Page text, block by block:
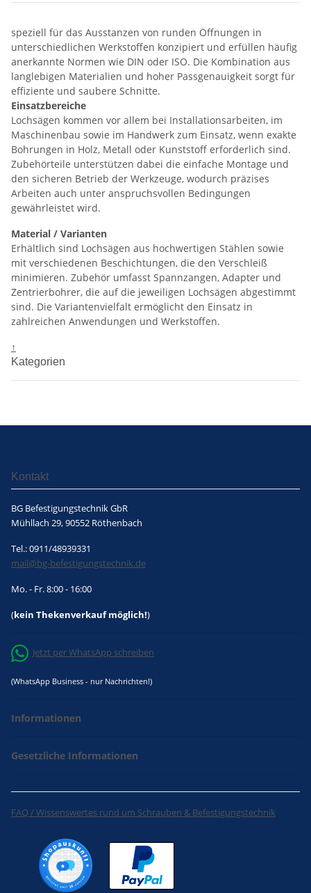
speziell für das Ausstanzen von runden Öffnungen in
unterschiedlichen Werkstoffen konzipiert und erfüllen häufig
anerkannte Normen wie DIN oder ISO. Die Kombination aus
langlebigen Materialien und hoher Passgenauigkeit sorgt für
effiziente und saubere Schnitte.
Einsatzbereiche
Lochsägen kommen vor allem bei Installationsarbeiten, im
Maschinenbau sowie im Handwerk zum Einsatz, wenn exakte
Bohrungen in Holz, Metall oder Kunststoff erforderlich sind.
Zubehörteile unterstützen dabei die einfache Montage und
den sicheren Betrieb der Werkzeuge, wodurch präzises
Arbeiten auch unter anspruchsvollen Bedingungen
gewährleistet wird.
Material / Varianten
Erhältlich sind Lochsägen aus hochwertigen Stählen sowie
mit verschiedenen Beschichtungen, die den Verschleiß
minimieren. Zubehör umfasst Spannzangen, Adapter und
Zentrierbohrer, die auf die jeweiligen Lochsägen abgestimmt
sind. Die Variantenvielfalt ermöglicht den Einsatz in
zahlreichen Anwendungen und Werkstoffen.
↑
Kategorien
Kontakt
BG Befestigungstechnik GbR
Mühllach 29, 90552 Röthenbach
Tel.: 0911/48939331
mail@bg-befestigungstechnik.de
Mo. - Fr. 8:00 - 16:00
(kein Thekenverkauf möglich!)
Jetzt per WhatsApp schreiben
(WhatsApp Business - nur Nachrichten!)
Informationen
Gesetzliche Informationen
FAQ / Wissenswertes rund um Schrauben & Befestigungstechnik